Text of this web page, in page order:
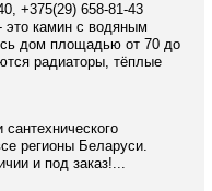
+375(29) 658-81-43
это камин с водяным
дом площадью от 70 до
радиаторы, тёплые
регионы Беларуси.
и под заказ!...